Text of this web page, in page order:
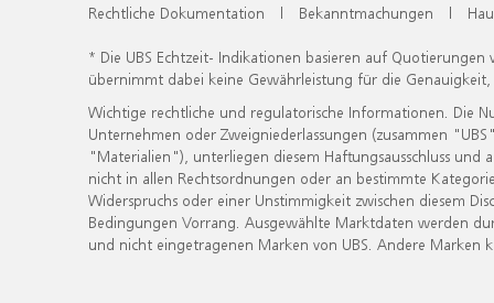
Rechtliche Dokumentation | Bekanntmachungen |
* Die UBS Echtzeit- Indikationen basieren auf
übernimmt dabei keine Gewährleistung für die
Wichtige rechtliche und regulatorische Informationen. Die
Unternehmen oder Zweigniederlassungen (zusammen
"Materialien"), unterliegen diesem Haftungsausschluss
nicht in allen Rechtsordnungen oder an bestimmte
Widerspruchs oder einer Unstimmigkeit zwischen diesem
Bedingungen Vorrang. Ausgewählte Marktdaten werden
und nicht eingetragenen Marken von UBS. Andere Marken